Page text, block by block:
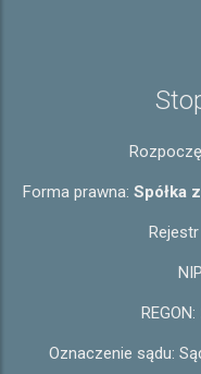
Forma prawna: Spółka
Rejestr
REGON:
Oznaczenie sądu: